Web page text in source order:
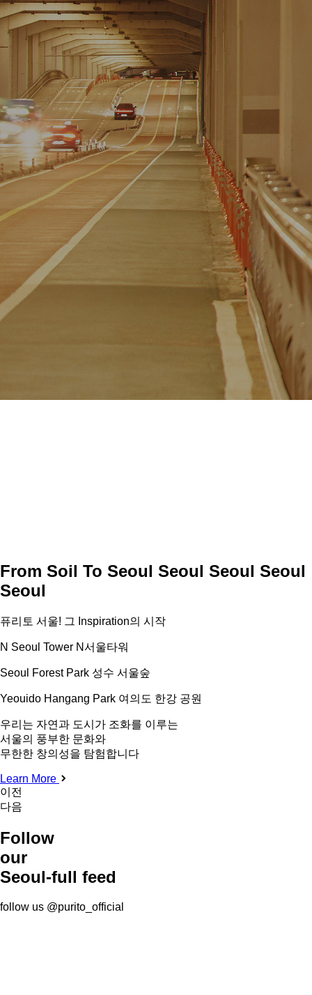
From Soil To Seoul Seoul Seoul Seoul
Seoul
퓨리토 서울! 그 Inspiration의 시작
N Seoul Tower N서울타워
Seoul Forest Park 성수 서울숲
Yeouido Hangang Park 여의도 한강 공원
우리는 자연과 도시가 조화를 이루는
서울의 풍부한 문화와
무한한 창의성을 탐험합니다
Learn More
이전
다음
Follow
our
Seoul-full feed
follow us @purito_official